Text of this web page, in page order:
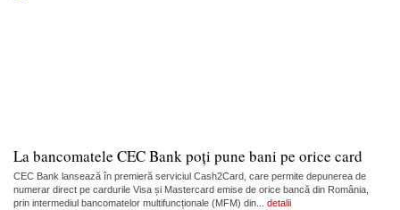
La bancomatele CEC Bank poți pune bani pe orice card
CEC Bank lansează în premieră serviciul Cash2Card, care permite depunerea de
numerar direct pe cardurile Visa și Mastercard emise de orice bancă din România,
prin intermediul bancomatelor multifuncționale (MFM) din... detalii